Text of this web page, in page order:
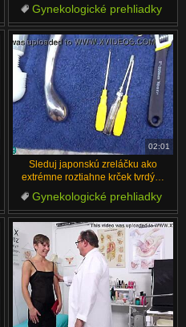
ह िन ्द ी
Türkçe
Български
Dansk
Gynekologické prehliadky
Prsia
Šukanie
Ruské
Roztomilé
02:01
Sleduj japonskú zreláčku ako
extrémne roztiahne krček tvrdými
JAV vecami
Gynekologické prehliadky
Japonské
Ázijské
Pervertné
Tvrdý Sex